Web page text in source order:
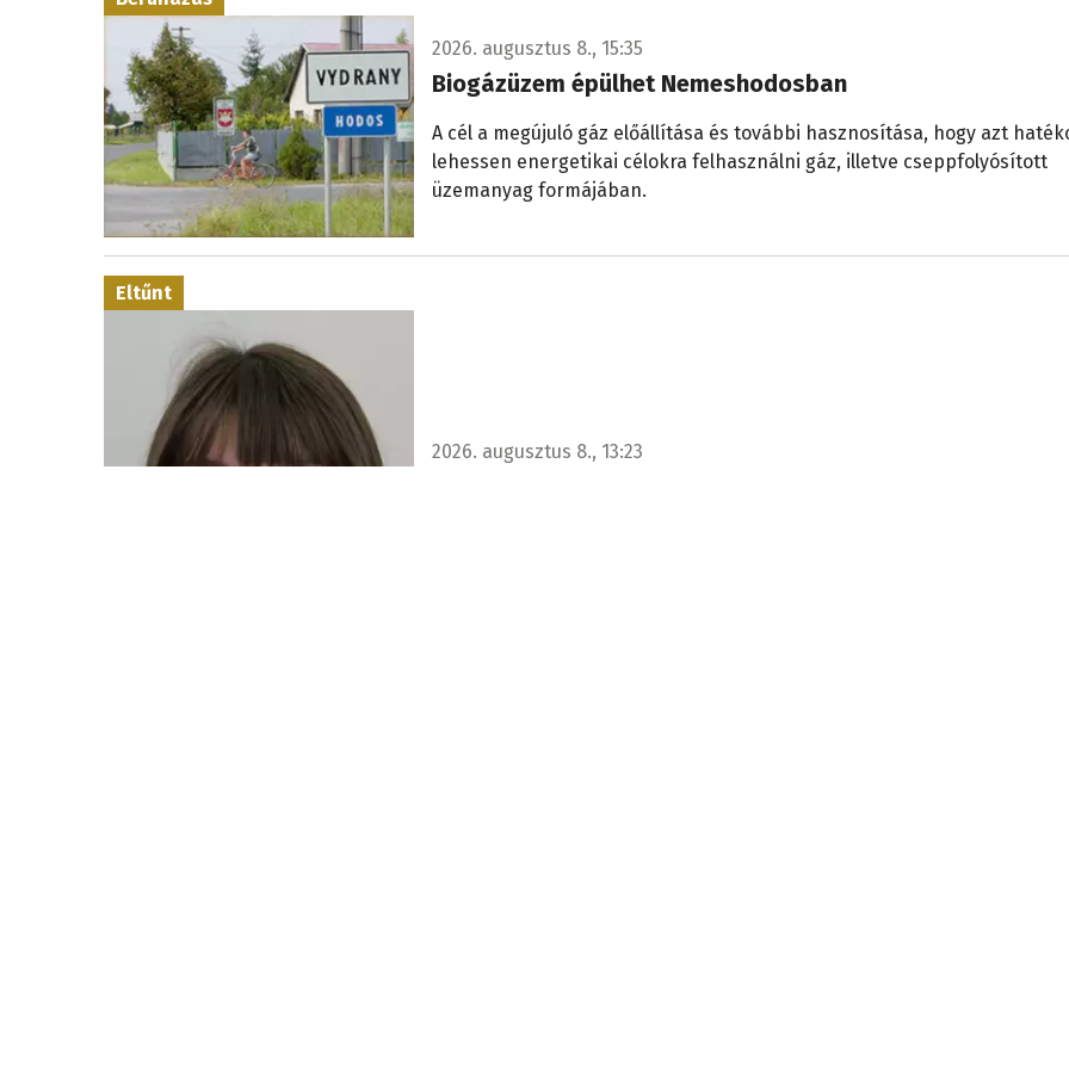
2026. augusztus 8., 15:35
Biogázüzem épülhet Nemeshodosban
A cél a megújuló gáz előállítása és további hasznosítása, hogy azt
lehessen energetikai célokra felhasználni gáz, illetve cseppfolyósított
üzemanyag formájában.
Eltűnt
2026. augusztus 8., 13:23